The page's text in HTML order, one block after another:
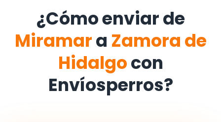
¿Cómo enviar de
Miramara Zamora de
Hidalgocon
Envíosperros?